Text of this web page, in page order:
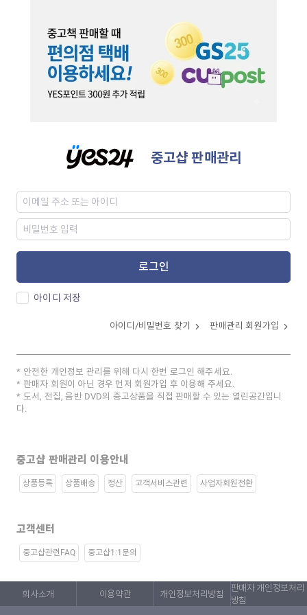
중고샵 판매관리
로그인
아이디 저장
아이디/비밀번호 찾기 판매관리 회원가입
안전한 개인정보 관리를 위해 다시 한번 로그인 해주세요.
판매자 회원이 아닌 경우 먼저 회원가입 후 이용해 주세요.
도서, 전집, 음반 DVD의 중고상품을 직접 판매할 수 있는 열린공간입니
다.
중고샵 판매관리 이용안내
상품등록 상품배송 정산 고객서비스관련 사업자회원전환
고객센터
중고샵관련FAQ 중고샵1:1문의
회사소개 이용약관 개인정보처리방침
판매자 개인정보처리
방침